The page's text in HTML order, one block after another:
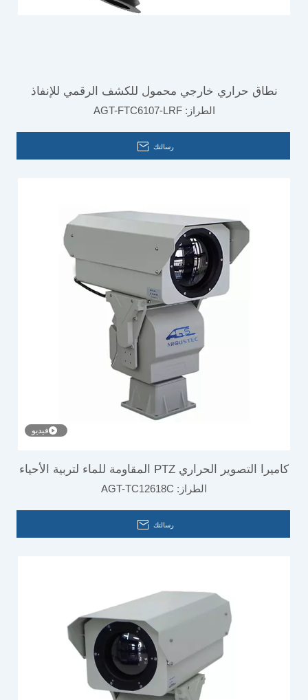
نطاق حراري خارجي محمول للكشف الرقمي للإنفاذ
الطراز: AGT-FTC6107-LRF
رسالتك
فيديو
كاميرا التصوير الحراري PTZ المقاومة للماء لتربية الأحياء
المائية
الطراز: AGT-TC12618C
رسالتك